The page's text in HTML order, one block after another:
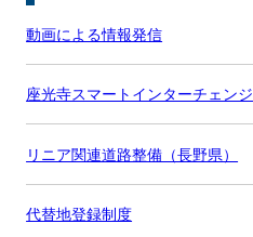
動画による情報発信
座光寺スマートインターチェンジ
リニア関連道路整備（長野県）
代替地登録制度